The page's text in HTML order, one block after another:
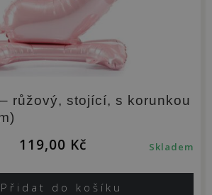
růžový, stojící, s korunkou
119,00 Kč Skladem
Přidat do košíku